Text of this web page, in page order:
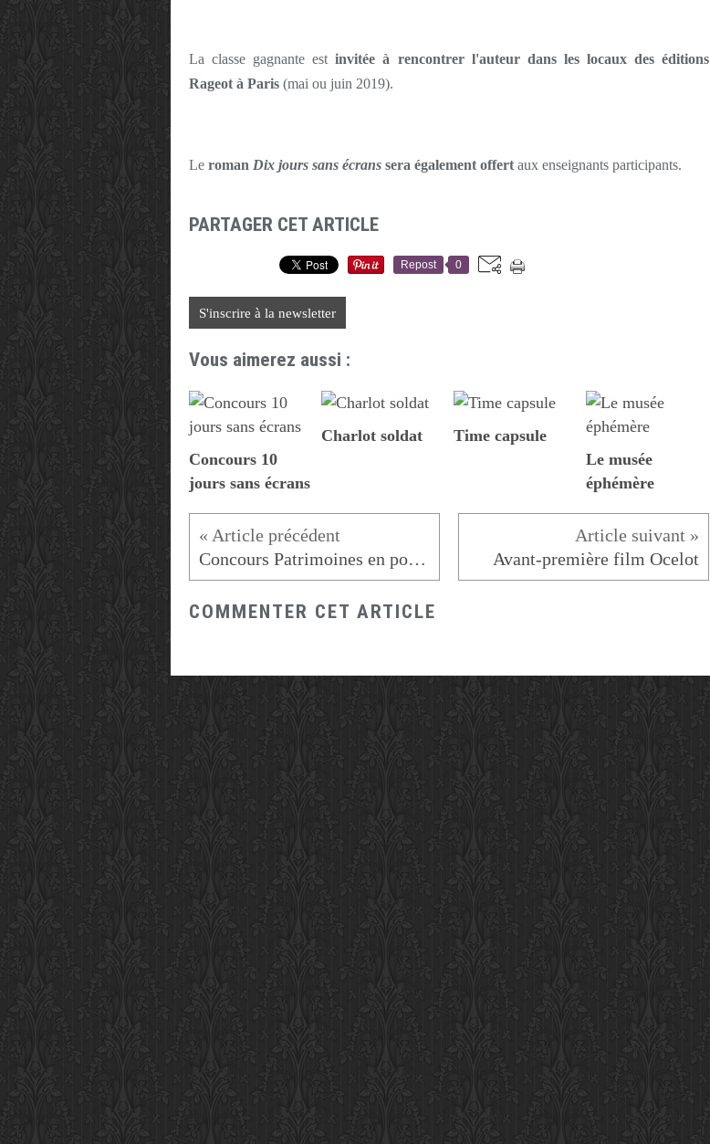
La classe gagnante estinvitée à rencontrer l'auteur dans les locaux des éditions
Rageot à Paris (mai ou juin 2019).
Le roman Dix jours sans écrans sera également offert aux enseignants participants.
PARTAGER CET ARTICLE
Repost 0
S'inscrire à la newsletter
Vous aimerez aussi :
Concours 10
jours sans écrans
Charlot soldat
Time capsule
Le musée
éphémère
Concours Patrimoines en poésie Avant-première film Ocelot
COMMENTER CET ARTICLE